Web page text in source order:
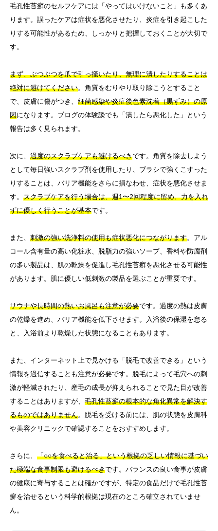
毛孔性苔癬のセルフケアには「やってはいけないこと」も多くあ
ります。誤ったケアは症状を悪化させたり、炎症を引き起こした
りする可能性があるため、しっかりと把握しておくことが大切で
す。
まず、ぶつぶつを爪で引っ掻いたり、無理に潰したりすることは
絶対に避けてください。角質をむりやり取り除こうとすること
で、皮膚に傷がつき、 細菌感染や炎症後色素沈着（黒ずみ）の原
因になります。ブログの体験談でも「潰したら悪化した」という
報告は多く見られます。
次に、 過度のスクラブケアも避けるべきです。角質を除去しよう
として毎日強いスクラブ剤を使用したり、ブラシで強くこすった
りすることは、バリア機能をさらに損なわせ、症状を悪化させま
す。 スクラブケアを行う場合は、週1〜2回程度に留め、力を入れ
ずに優しく行うことが基本です。
また、 刺激の強い洗浄料の使用も症状悪化につながります。アル
コール含有量の高い化粧水、脱脂力の強いソープ、香料や防腐剤
の多い製品は、肌の乾燥を促進し毛孔性苔癬を悪化させる可能性
があります。肌に優しい低刺激の製品を選ぶことが重要です。
サウナや長時間の熱いお風呂も注意が必要です。過度の熱は皮膚
の乾燥を進め、バリア機能を低下させます。入浴後の保湿を怠る
と、入浴前より乾燥した状態になることもあります。
また、インターネット上で見かける「脱毛で改善できる」という
情報を過信することも注意が必要です。脱毛によって毛穴への刺
激が軽減されたり、産毛の成長が抑えられることで見た目が改善
することはありますが、 毛孔性苔癬の根本的な角化異常を解決す
るものではありません。脱毛を受ける前には、肌の状態を皮膚科
や美容クリニックで確認することをおすすめします。
さらに、 「○○を食べると治る」という根拠の乏しい情報に基づい
た極端な食事制限も避けるべきです。バランスの良い食事が皮膚
の健康に寄与することは確かですが、特定の食品だけで毛孔性苔
癬を治せるという科学的根拠は現在のところ確立されていませ
ん。